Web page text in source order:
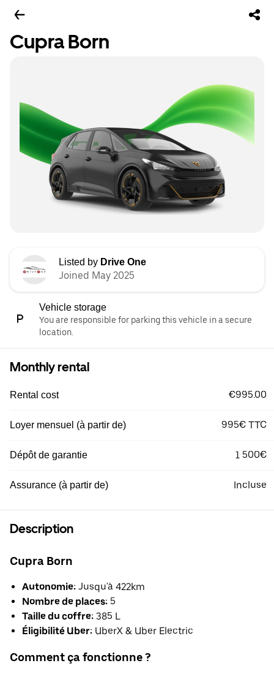
Cupra Born
Listed by Drive One
Joined May 2025
Vehicle storage
You are responsible for parking this vehicle in a secure
location.
Monthly rental
Rental cost €995.00
Loyer mensuel (à partir de) 995€ TTC
Dépôt de garantie 1 500€
Assurance (à partir de) Incluse
Description
Cupra Born
Autonomie: Jusqu'à 422km
Nombre de places: 5
Taille du coffre: 385 L
Éligibilité Uber: UberX & Uber Electric
Comment ça fonctionne ?